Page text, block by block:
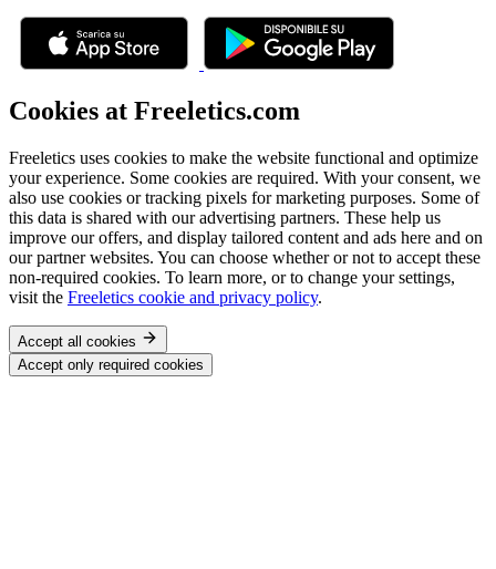
Cookies at Freeletics.com
Freeletics uses cookies to make the website functional and optimize
your experience. Some cookies are required. With your consent, we
also use cookies or tracking pixels for marketing purposes. Some of
this data is shared with our advertising partners. These help us
improve our offers, and display tailored content and ads here and on
our partner websites. You can choose whether or not to accept these
non-required cookies. To learn more, or to change your settings,
visit the Freeletics cookie and privacy policy.
Accept all cookies
Accept only required cookies